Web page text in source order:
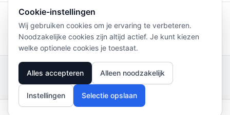
4,9/5 Laat een review achter
Privacy Policy Terms of Service
Beoordelingen
© 2026 Duursportvoeding
Cookie-instellingen
Wij gebruiken cookies om je ervaring te verbeteren.
Noodzakelijke cookies zijn altijd actief. Je kunt kiezen
welke optionele cookies je toestaat.
Alles accepteren Alleen noodzakelijk
Instellingen Selectie opslaan